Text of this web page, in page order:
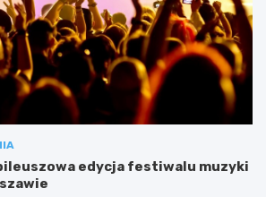
edycja festiwalu muzyki